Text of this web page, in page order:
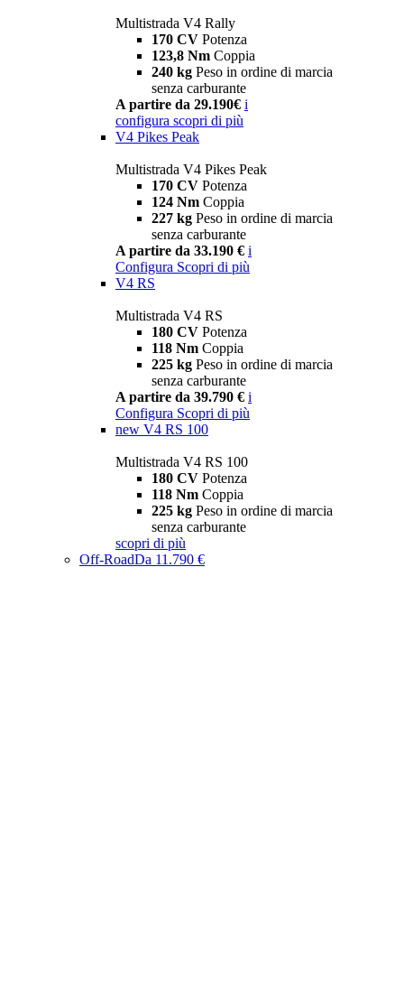
Multistrada V4 Rally
170 CV Potenza
123,8 Nm Coppia
240 kg Peso in ordine di marcia
senza carburante
A partire da 29.190€ i
configura scopri di più
V4 Pikes Peak
Multistrada V4 Pikes Peak
170 CV Potenza
124 Nm Coppia
227 kg Peso in ordine di marcia
senza carburante
A partire da 33.190 € i
Configura Scopri di più
V4 RS
Multistrada V4 RS
180 CV Potenza
118 Nm Coppia
225 kg Peso in ordine di marcia
senza carburante
A partire da 39.790 € i
Configura Scopri di più
new V4 RS 100
Multistrada V4 RS 100
180 CV Potenza
118 Nm Coppia
225 kg Peso in ordine di marcia
senza carburante
scopri di più
Off-RoadDa 11.790 €